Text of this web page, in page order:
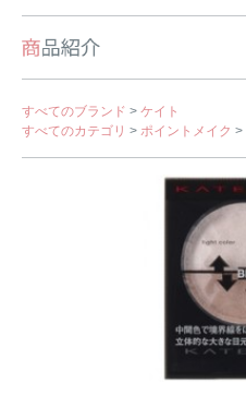
すべてのブランド > ケイト
すべてのカテゴリ > ポイントメイク >